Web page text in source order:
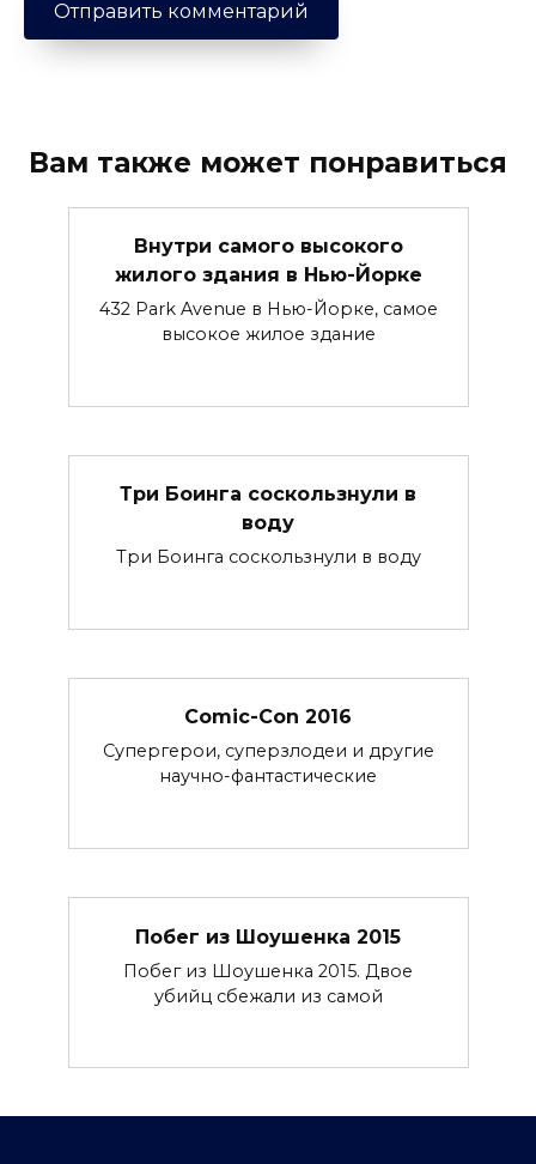
Вам также может понравиться
Внутри самого высокого
жилого здания в Нью-Йорке
432 Park Avenue в Нью-Йорке, самое
высокое жилое здание
Три Боинга соскользнули в
воду
Три Боинга соскользнули в воду
Comic-Con 2016
Супергерои, суперзлодеи и другие
научно-фантастические
Побег из Шоушенка 2015
Побег из Шоушенка 2015. Двое
убийц сбежали из самой